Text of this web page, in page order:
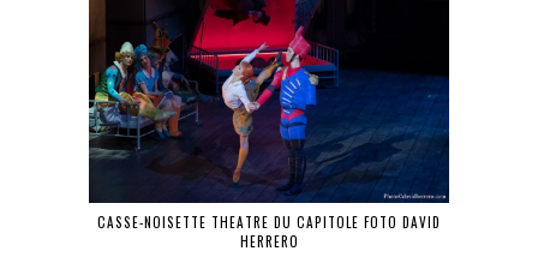
CASSE-NOISETTE THEATRE DU CAPITOLE FOTO DAVID
HERRERO